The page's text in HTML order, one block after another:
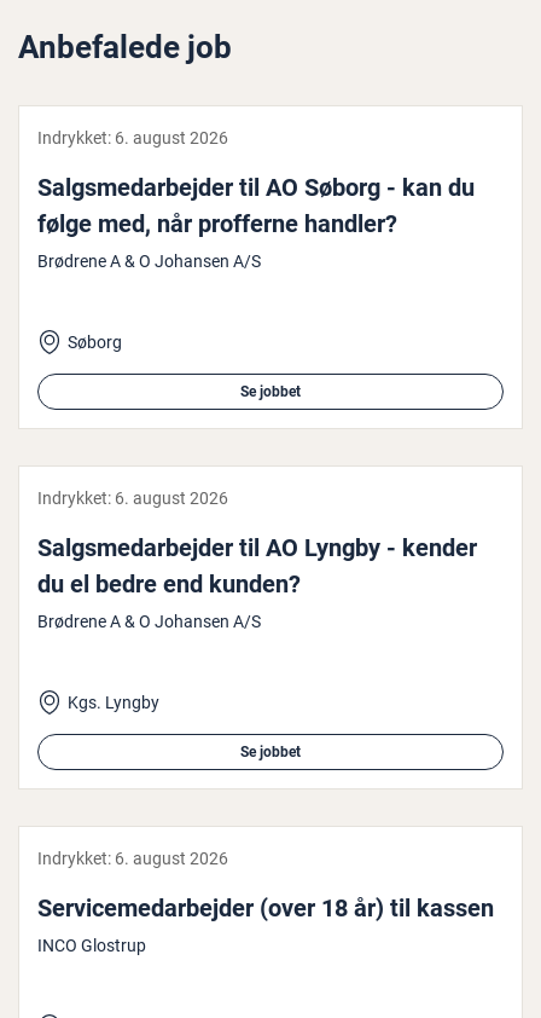
Anbefalede job
Indrykket: 6. august 2026
Salgs­me­d­ar­bej­der til AO Søborg - kan du
følge med, når profferne handler?
Brødrene A & O Johansen A/S
Søborg
Se jobbet
Indrykket: 6. august 2026
Salgs­me­d­ar­bej­der til AO Lyngby - kender
du el bedre end kunden?
Brødrene A & O Johansen A/S
Kgs. Lyngby
Se jobbet
Indrykket: 6. august 2026
Ser­vi­ce­me­d­ar­bej­der (over 18 år) til kassen
INCO Glostrup